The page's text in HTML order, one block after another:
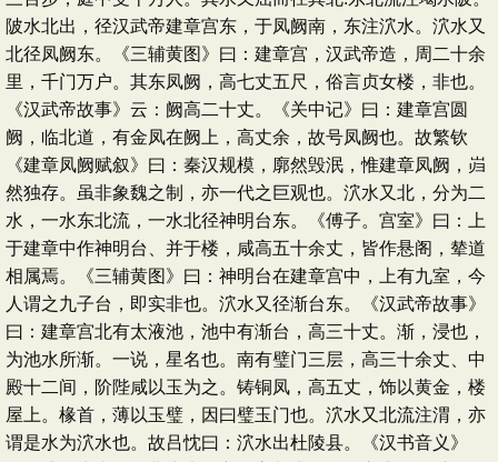
陂水北出，径汉武帝建章宫东，于凤阙南，东注泬水。泬水又
北径凤阙东。《三辅黄图》曰：建章宫，汉武帝造，周二十余
里，千门万户。其东凤阙，高七丈五尺，俗言贞女楼，非也。
《汉武帝故事》云：阙高二十丈。《关中记》曰：建章宫圆
阙，临北道，有金凤在阙上，高丈余，故号凤阙也。故繁钦
《建章凤阙赋叙》曰：秦汉规模，廓然毁泯，惟建章凤阙，岿
然独存。虽非象魏之制，亦一代之巨观也。泬水又北，分为二
水，一水东北流，一水北径神明台东。《傅子。宫室》曰：上
于建章中作神明台、并于楼，咸高五十余丈，皆作悬阁，辇道
相属焉。《三辅黄图》曰：神明台在建章宫中，上有九室，今
人谓之九子台，即实非也。泬水又径渐台东。《汉武帝故事》
曰：建章宫北有太液池，池中有渐台，高三十丈。渐，浸也，
为池水所渐。一说，星名也。南有璧门三层，高三十余丈、中
殿十二间，阶陛咸以玉为之。铸铜凤，高五丈，饰以黄金，楼
屋上。椽首，薄以玉璧，因曰璧玉门也。泬水又北流注渭，亦
谓是水为泬水也。故吕忱曰：泬水出杜陵县。《汉书音义》